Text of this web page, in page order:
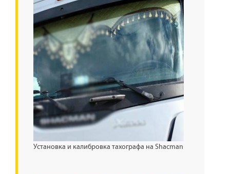
Установка и калибровка тахографа на Shacman